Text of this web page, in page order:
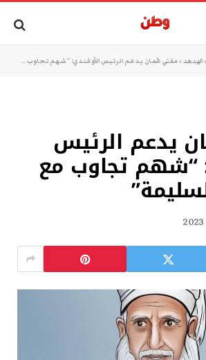
»الهدهد »مفتي عُمان يدعم الرئيس الأوغندي: “شهم تجاوب مع الفطرة السليمة”
يدعم الرئيس
“شهم تجاوب مع